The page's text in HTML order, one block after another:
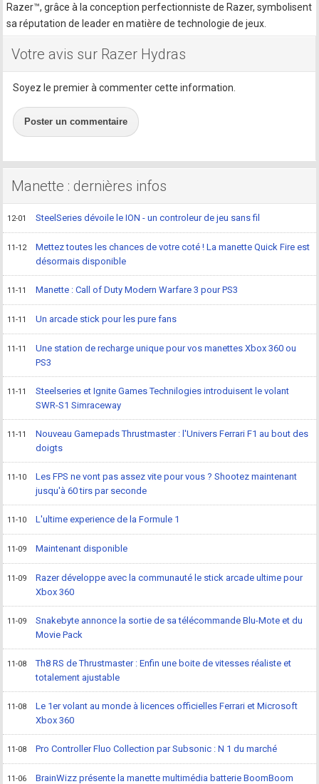
Razer™, grâce à la conception perfectionniste de Razer, symbolisent
sa réputation de leader en matière de technologie de jeux.
Votre avis sur Razer Hydras
Soyez le premier à commenter cette information.
Poster un commentaire
Manette : dernières infos
12-01 SteelSeries dévoile le ION - un controleur de jeu sans fil
11-12
Mettez toutes les chances de votre coté ! La manette Quick Fire est
désormais disponible
11-11 Manette : Call of Duty Modern Warfare 3 pour PS3
11-11 Un arcade stick pour les pure fans
11-11
Une station de recharge unique pour vos manettes Xbox 360 ou
PS3
11-11
Steelseries et Ignite Games Technilogies introduisent le volant
SWR-S1 Simraceway
11-11
Nouveau Gamepads Thrustmaster : l'Univers Ferrari F1 au bout des
doigts
11-10
Les FPS ne vont pas assez vite pour vous ? Shootez maintenant
jusqu'à 60 tirs par seconde
11-10 L'ultime experience de la Formule 1
11-09 Maintenant disponible
11-09
Razer développe avec la communauté le stick arcade ultime pour
Xbox 360
11-09
Snakebyte annonce la sortie de sa télécommande Blu-Mote et du
Movie Pack
11-08
Th8 RS de Thrustmaster : Enfin une boite de vitesses réaliste et
totalement ajustable
11-08
Le 1er volant au monde à licences officielles Ferrari et Microsoft
Xbox 360
11-08 Pro Controller Fluo Collection par Subsonic : N 1 du marché
11-06 BrainWizz présente la manette multimédia batterie BoomBoom